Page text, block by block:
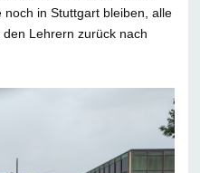
in Stuttgart bleiben, alle
Lehrern zurück nach